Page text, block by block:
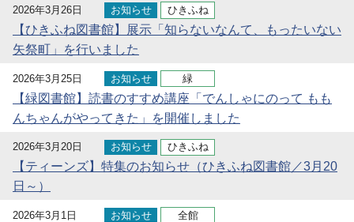
2026年3月26日 お知らせ ひきふね
【ひきふね図書館】展示「知らないなんて、もったいない
矢祭町」を行いました
2026年3月25日 お知らせ 緑
【緑図書館】読書のすすめ講座「でんしゃにのって もも
んちゃんがやってきた」を開催しました
2026年3月20日 お知らせ ひきふね
【ティーンズ】特集のお知らせ（ひきふね図書館／3月20
日～）
2026年3月1日 お知らせ 全館